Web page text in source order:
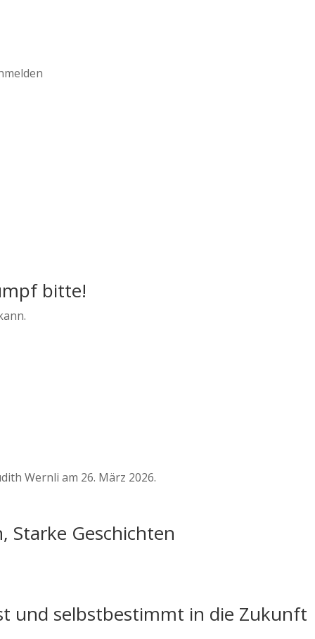
bitte!
Wernli am 26. März 2026.
Starke Geschichten
und selbstbestimmt in die Zukunft